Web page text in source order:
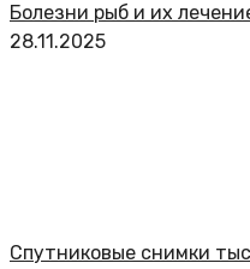
Болезни рыб и их
28.11.2025
Спутниковые снимки